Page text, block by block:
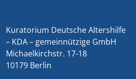
Kuratorium Deutsche Altershilfe
– KDA – gemeinnützige GmbH
Michaelkirchstr. 17-18
10179 Berlin